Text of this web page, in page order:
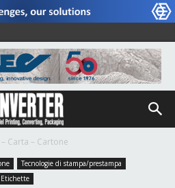
Carta – Cartone
Tecnologie di stampa/prestampa
Etichette